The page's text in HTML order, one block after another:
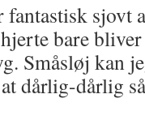
sjovt
bare
Småsløj kan
dårlig-dårlig